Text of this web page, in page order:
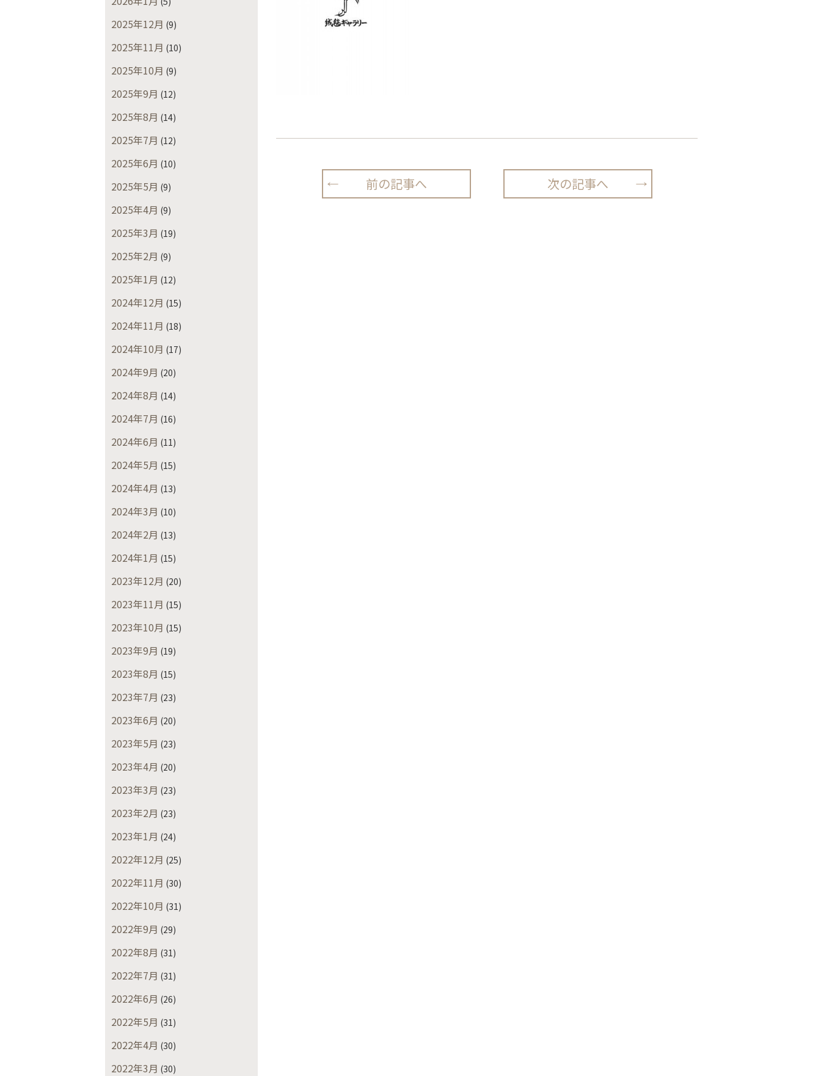
2025年12月 (9)
2025年11月 (10)
2025年10月 (9)
2025年9月 (12)
2025年8月 (14)
2025年7月 (12)
2025年6月 (10)
2025年5月 (9)
2025年4月 (9)
2025年3月 (19)
2025年2月 (9)
2025年1月 (12)
2024年12月 (15)
2024年11月 (18)
2024年10月 (17)
2024年9月 (20)
2024年8月 (14)
2024年7月 (16)
2024年6月 (11)
2024年5月 (15)
2024年4月 (13)
2024年3月 (10)
2024年2月 (13)
2024年1月 (15)
2023年12月 (20)
2023年11月 (15)
2023年10月 (15)
2023年9月 (19)
2023年8月 (15)
2023年7月 (23)
2023年6月 (20)
2023年5月 (23)
2023年4月 (20)
2023年3月 (23)
2023年2月 (23)
2023年1月 (24)
2022年12月 (25)
2022年11月 (30)
2022年10月 (31)
2022年9月 (29)
2022年8月 (31)
2022年7月 (31)
2022年6月 (26)
2022年5月 (31)
2022年4月 (30)
2022年3月 (30)
前の記事へ 次の記事へ